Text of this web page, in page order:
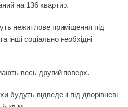
на 136 квартир.
нежитлове приміщення під
інші соціально необхідні
весь другий поверх.
будуть відведені під дворівневі